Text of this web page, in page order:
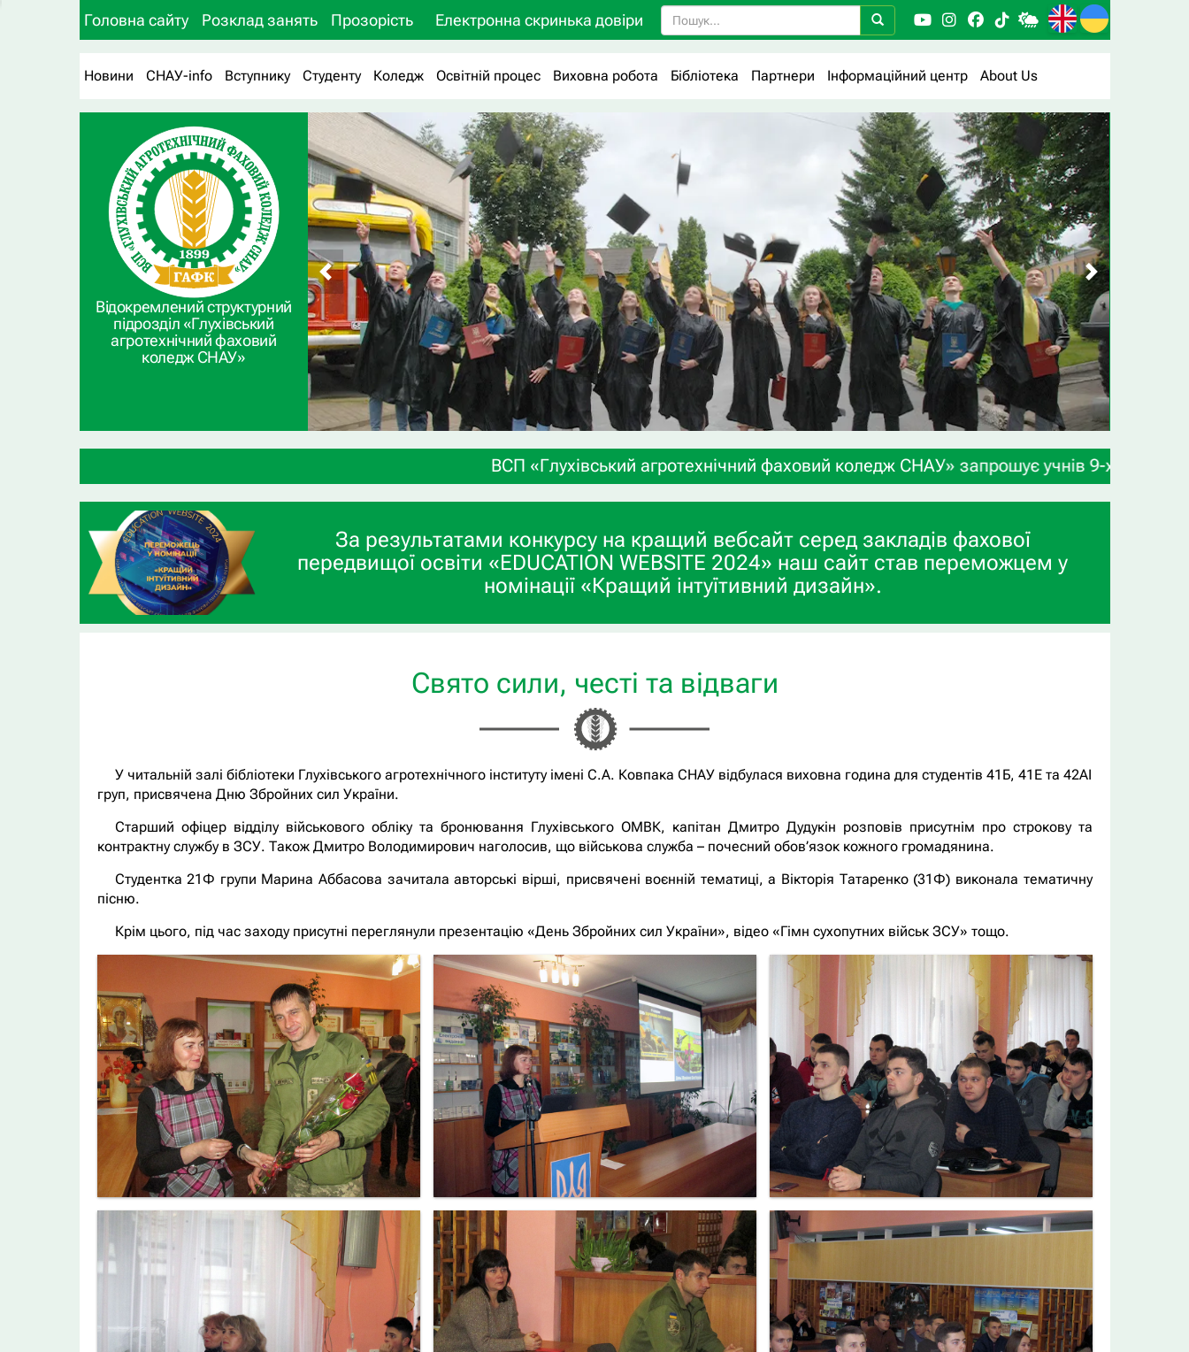
Головна сайту Розклад занять Прозорість Електронна скринька довіри
Новини СНАУ-info Вступнику Студенту Коледж Освітній процес Виховна робота Бібліотека Партнери Інформаційний центр About Us
Відокремлений структурний
підрозділ «Глухівський
агротехнічний фаховий
коледж СНАУ»
ВСП «Глухівський агротехнічний фаховий коледж СНАУ» запрошує учнів 9-х та 11-х класів, а також
За результатами конкурсу на кращий вебсайт серед закладів фахової
передвищої освіти «EDUCATION WEBSITE 2024» наш сайт став переможцем у
номінації «Кращий інтуїтивний дизайн».
Свято сили, честі та відваги
У читальній залі бібліотеки Глухівського агротехнічного інституту імені С.А. Ковпака СНАУ відбулася виховна година для студентів 41Б, 41Е та 42АІ
груп, присвячена Дню Збройних сил України.
Старший офіцер відділу військового обліку та бронювання Глухівського ОМВК, капітан Дмитро Дудукін розповів присутнім про строкову та
контрактну службу в ЗСУ. Також Дмитро Володимирович наголосив, що військова служба – почесний обов’язок кожного громадянина.
Студентка 21Ф групи Марина Аббасова зачитала авторські вірші, присвячені воєнній тематиці, а Вікторія Татаренко (31Ф) виконала тематичну
пісню.
Крім цього, під час заходу присутні переглянули презентацію «День Збройних сил України», відео «Гімн сухопутних військ ЗСУ» тощо.